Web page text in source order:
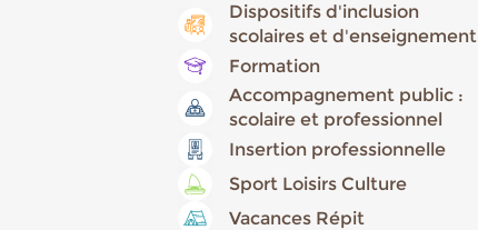
Dispositifs d'inclusion
scolaires et d'enseignement
Formation
Accompagnement public :
scolaire et professionnel
Insertion professionnelle
Sport Loisirs Culture
Vacances Répit